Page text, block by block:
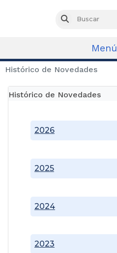
Buscar
Menú
Histórico de Novedades
Histórico de Novedades
2023
2024
2025
2026